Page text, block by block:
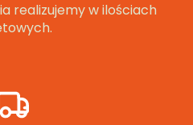
realizujemy w ilościach